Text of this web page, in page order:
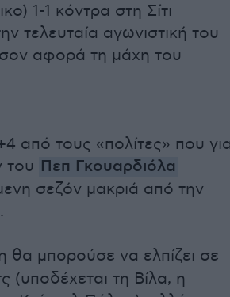
1-1 κόντρα στη Σίτι
τελευταία αγωνιστική του
αφορά τη μάχη του
από τους «πολίτες» που
του Πεπ Γκουαρδιόλα
σεζόν μακριά από την
θα μπορούσε να ελπίζει σε
(υποδέχεται τη Βίλα, η